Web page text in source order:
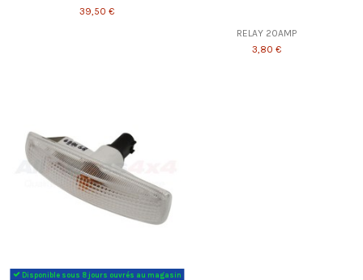
39,50 €
RELAY 20AMP
3,80 €
Disponible sous 8 jours ouvrés au magasin